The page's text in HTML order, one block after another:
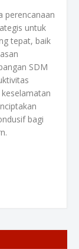
perencanaan
untuk
tepat, baik
SDM
bagi